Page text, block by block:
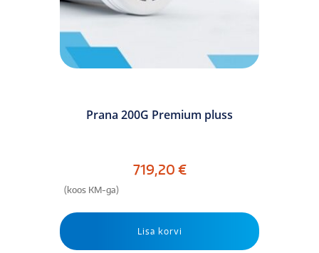
Prana 200G Premium pluss
719,20 €
(koos KM-ga)
Lisa korvi